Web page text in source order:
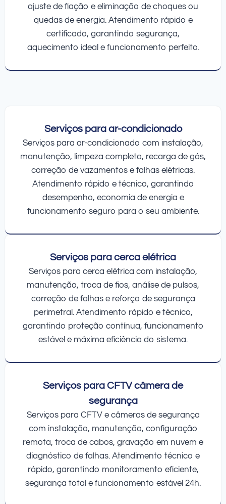
ajuste de fiação e eliminação de choques ou
quedas de energia. Atendimento rápido e
certificado, garantindo segurança,
aquecimento ideal e funcionamento perfeito.
Serviços para ar-condicionado
Serviços para ar-condicionado com instalação,
manutenção, limpeza completa, recarga de gás,
correção de vazamentos e falhas elétricas.
Atendimento rápido e técnico, garantindo
desempenho, economia de energia e
funcionamento seguro para o seu ambiente.
Serviços para cerca elétrica
Serviços para cerca elétrica com instalação,
manutenção, troca de fios, análise de pulsos,
correção de falhas e reforço de segurança
perimetral. Atendimento rápido e técnico,
garantindo proteção contínua, funcionamento
estável e máxima eficiência do sistema.
Serviços para CFTV câmera de
segurança
Serviços para CFTV e câmeras de segurança
com instalação, manutenção, configuração
remota, troca de cabos, gravação em nuvem e
diagnóstico de falhas. Atendimento técnico e
rápido, garantindo monitoramento eficiente,
segurança total e funcionamento estável 24h.